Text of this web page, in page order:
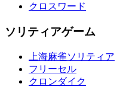
クロスワード
ソリティアゲーム
上海麻雀ソリティア
フリーセル
クロンダイク